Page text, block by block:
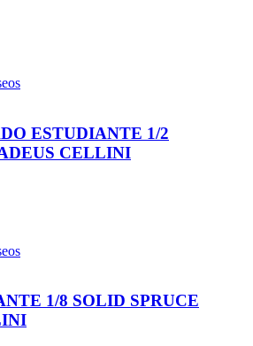
ESTUDIANTE 1/2
CELLINI
1/8 SOLID SPRUCE